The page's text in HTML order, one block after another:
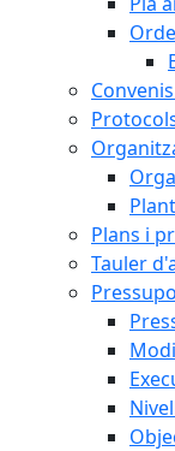
Plans i
Tauler